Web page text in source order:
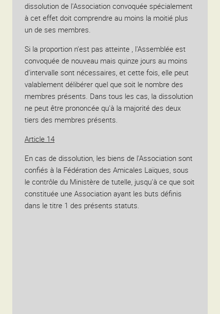
dissolution de l'Association convoquée spécialement
à cet effet doit comprendre au moins la moitié plus
un de ses membres.
Si la proportion n'est pas atteinte , l'Assemblée est
convoquée de nouveau mais quinze jours au moins
d'intervalle sont nécessaires, et cette fois, elle peut
valablement délibérer quel que soit le nombre des
membres présents. Dans tous les cas, la dissolution
ne peut être prononcée qu'à la majorité des deux
tiers des membres présents.
Article 14
En cas de dissolution, les biens de l'Association sont
confiés à la Fédération des Amicales Laïques, sous
le contrôle du Ministère de tutelle, jusqu'à ce que soit
constituée une Association ayant les buts définis
dans le titre 1 des présents statuts.